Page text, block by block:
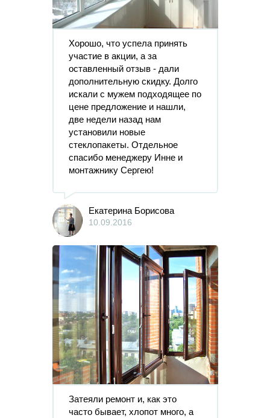
Хорошо, что успела принять
участие в акции, а за
оставленный отзыв - дали
дополнительную скидку. Долго
искали с мужем подходящее по
цене предложение и нашли,
две недели назад нам
установили новые
стеклопакеты. Отдельное
спасибо менеджеру Инне и
монтажнику Сергею!
Екатерина Борисова
10.09.2016
Затеяли ремонт и, как это
часто бывает, хлопот много, а